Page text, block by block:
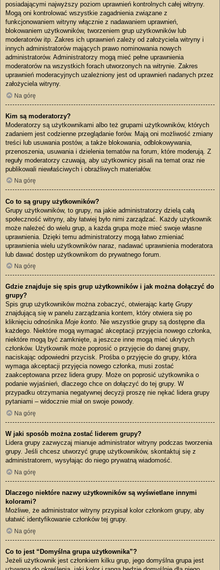
posiadającymi najwyższy poziom uprawnień kontrolnych całej witryny.
Mogą oni kontrolować wszystkie zagadnienia związane z
funkcjonowaniem witryny włącznie z nadawaniem uprawnień,
blokowaniem użytkowników, tworzeniem grup użytkowników lub
moderatorów itp. Zakres ich uprawnień zależy od założyciela witryny i
innych administratorów mających prawo nominowania nowych
administratorów. Administratorzy mogą mieć pełne uprawnienia
moderatorów na wszystkich forach utworzonych na witrynie. Zakres
uprawnień moderacyjnych uzależniony jest od uprawnień nadanych przez
założyciela witryny.
Na górę
Kim są moderatorzy?
Moderatorzy są użytkownikami albo też grupami użytkowników, których
zadaniem jest codzienne przeglądanie forów. Mają oni możliwość zmiany
treści lub usuwania postów, a także blokowania, odblokowywania,
przenoszenia, usuwania i dzielenia tematów na forum, które moderują. Z
reguły moderatorzy czuwają, aby użytkownicy pisali na temat oraz nie
publikowali niewłaściwych i obraźliwych materiałów.
Na górę
Co to są grupy użytkowników?
Grupy użytkowników, to grupy, na jakie administratorzy dzielą całą
społeczność witryny, aby łatwiej było nimi zarządzać. Każdy użytkownik
może należeć do wielu grup, a każda grupa może mieć swoje własne
uprawnienia. Dzięki temu administratorzy mogą łatwo zmieniać
uprawnienia wielu użytkowników naraz, nadawać uprawnienia moderatora
lub dawać dostęp użytkownikom do prywatnego forum.
Na górę
Gdzie znajduje się spis grup użytkowników i jak można dołączyć do
grupy?
Spis grup użytkowników można zobaczyć, otwierając kartę Grupy
znajdującą się w panelu zarządzania kontem, który otwiera się po
kliknięciu odnośnika Moje konto. Nie wszystkie grupy są dostępne dla
każdego. Niektóre mogą wymagać akceptacji przyjęcia nowego członka,
niektóre mogą być zamknięte, a jeszcze inne mogą mieć ukrytych
członków. Użytkownik może poprosić o przyjęcie do danej grupy,
naciskając odpowiedni przycisk. Prośba o przyjęcie do grupy, która
wymaga akceptacji przyjęcia nowego członka, musi zostać
zaakceptowana przez lidera grupy. Może on poprosić użytkownika o
podanie wyjaśnień, dlaczego chce on dołączyć do tej grupy. W
przypadku otrzymania negatywnej decyzji proszę nie nękać lidera grupy
pytaniami – widocznie miał on swoje powody.
Na górę
W jaki sposób można zostać liderem grupy?
Lidera grupy zazwyczaj mianuje administrator witryny podczas tworzenia
grupy. Jeśli chcesz utworzyć grupę użytkowników, skontaktuj się z
administratorem, wysyłając do niego prywatną wiadomość.
Na górę
Dlaczego niektóre nazwy użytkowników są wyświetlane innymi
kolorami?
Możliwe, że administrator witryny przypisał kolor członkom grupy, aby
ułatwić identyfikowanie członków tej grupy.
Na górę
Co to jest “Domyślna grupa użytkownika”?
Jeżeli użytkownik jest członkiem kilku grup, jego domyślna grupa jest